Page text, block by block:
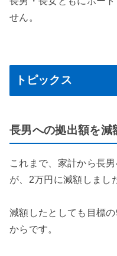
せん。
トピックス
長男への拠出額を減
これまで、家計から長
が、2万円に減額しまし
減額したとしても目標
からです。